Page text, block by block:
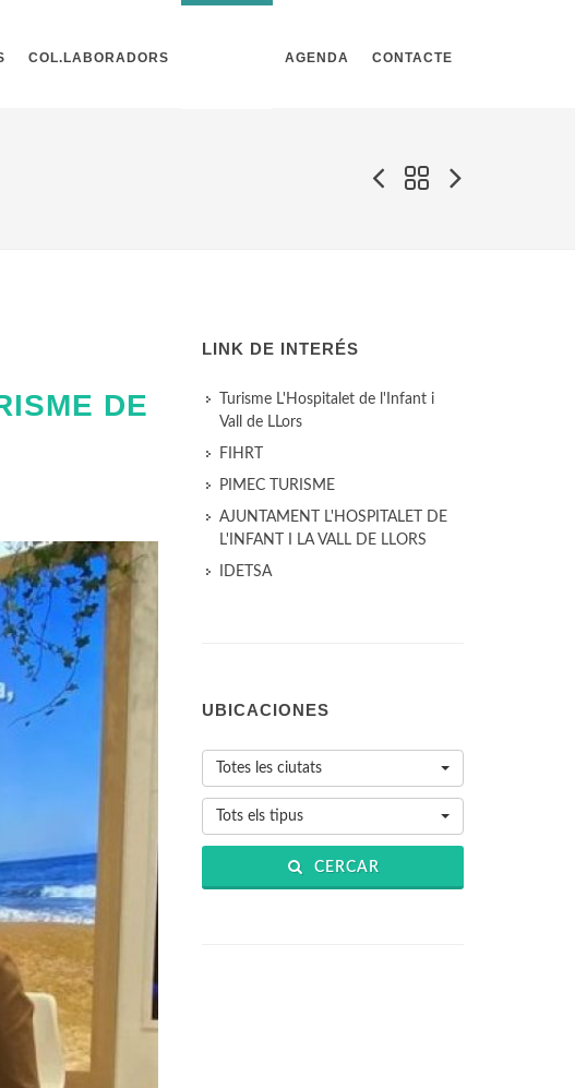
COL.LABORADORS AGENDA CONTACTE
DE
LINK DE INTERÉS
Turisme L'Hospitalet de l'Infant i
Vall de LLors
FIHRT
PIMEC TURISME
AJUNTAMENT L'HOSPITALET DE
L'INFANT I LA VALL DE LLORS
IDETSA
UBICACIONES
Totes les ciutats
Tots els tipus
CERCAR